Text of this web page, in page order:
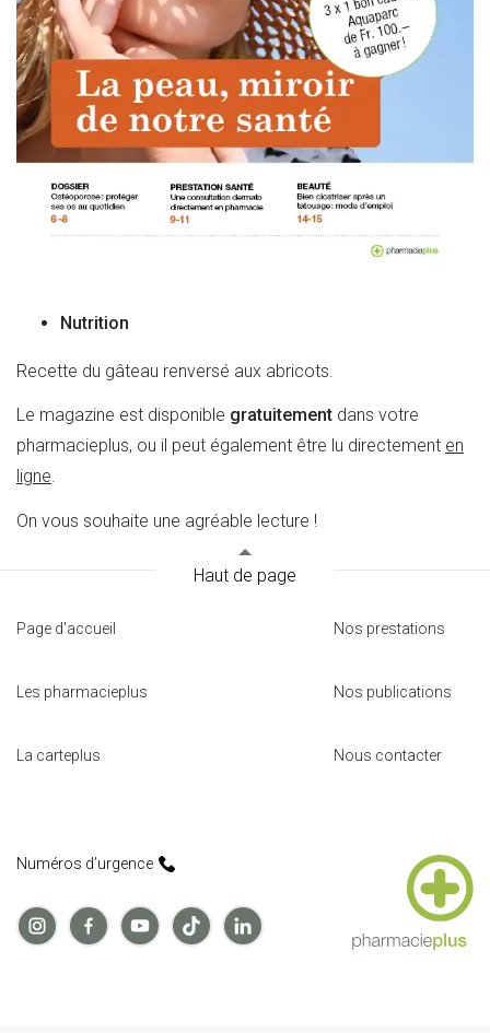
Nutrition
Recette du gâteau renversé aux abricots.
Le magazine est disponible gratuitement dans votre
pharmacieplus, ou il peut également être lu directement en
ligne.
On vous souhaite une agréable lecture !
Haut de page
Page d'accueil
Les pharmacieplus
La carteplus
Nos prestations
Nos publications
Nous contacter
Numéros d’urgence